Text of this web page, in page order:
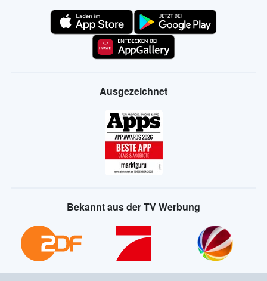
Ausgezeichnet
Bekannt aus der TV Werbung